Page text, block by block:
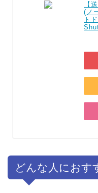
【
(ノ
ト
どんな人におす